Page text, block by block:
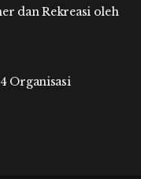
dan Rekreasi oleh
Organisasi